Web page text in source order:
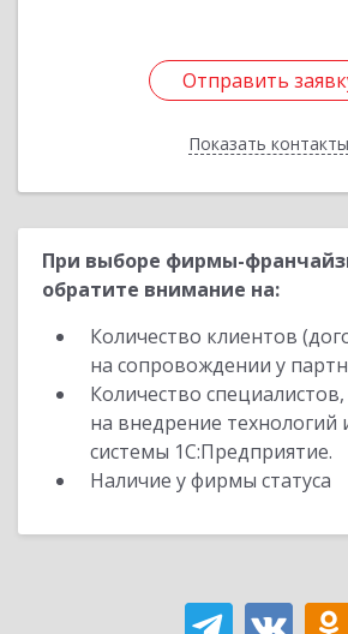
Отправить
Показать контакты
Отправить
Назад
При выборе фирмы-
обратите внимание на:
Количество клиентов
на сопровождении у
Количество
на внедрение
системы 1С:Предприятие.
Наличие у фирмы статуса